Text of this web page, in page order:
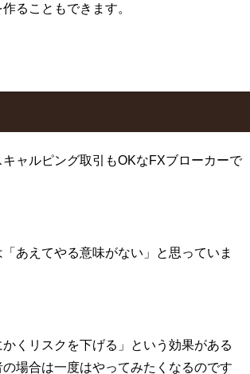
ることもできます。
ャルピング取引もOKなFXブローカーで
あえてやる意味がない」と思っていま
くリスクを下げる」という効果がある
場合は一度はやってみたくなるのです